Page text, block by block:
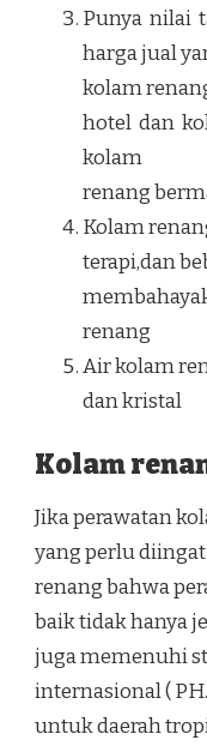
Punya nilai
harga jual
kolam
hotel dan
kolam
renang
Kolam
terapi,dan
renang
Air kolam
dan kristal
Kolam
Jika perawatan
yang perlu
renang bahwa
baik tidak hanya
juga memenuhi
internasional ( PH.
untuk daerah